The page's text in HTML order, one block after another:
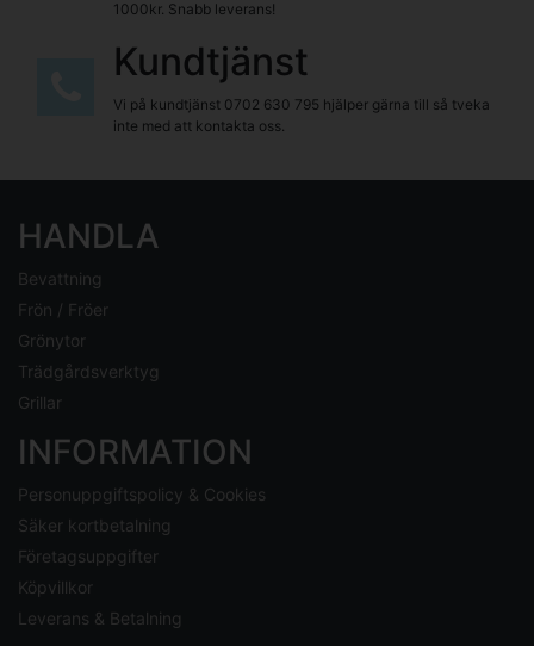
1000kr. Snabb leverans!
Kundtjänst
Vi på kundtjänst 0702 630 795 hjälper gärna till så tveka
inte med att kontakta oss.
HANDLA
Bevattning
Frön / Fröer
Grönytor
Trädgårdsverktyg
Grillar
INFORMATION
Personuppgiftspolicy & Cookies
Säker kortbetalning
Företagsuppgifter
Köpvillkor
Leverans & Betalning